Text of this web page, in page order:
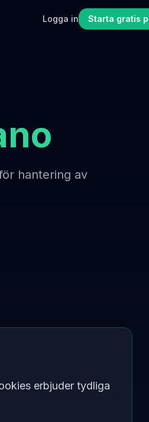
Logga in Starta gratis
hantering av
erbjuder tydliga